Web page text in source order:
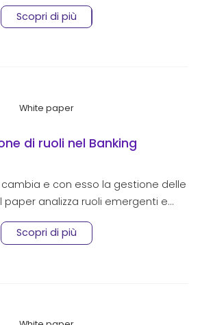
Scopri di più
White paper
di ruoli nel Banking
e con esso la gestione delle
paper analizza ruoli emergenti e…
Scopri di più